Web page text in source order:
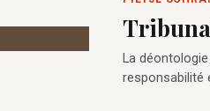
La
responsabilité